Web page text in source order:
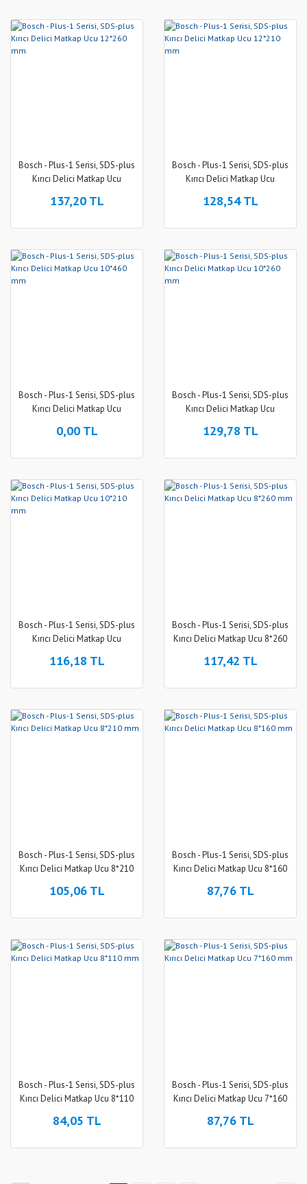
Bosch - Plus-1 Serisi, SDS-plus
Kırıcı Delici Matkap Ucu
137,20 TL
Bosch - Plus-1 Serisi, SDS-plus
Kırıcı Delici Matkap Ucu
128,54 TL
Bosch - Plus-1 Serisi, SDS-plus
Kırıcı Delici Matkap Ucu
0,00 TL
Bosch - Plus-1 Serisi, SDS-plus
Kırıcı Delici Matkap Ucu
129,78 TL
Bosch - Plus-1 Serisi, SDS-plus
Kırıcı Delici Matkap Ucu
116,18 TL
Bosch - Plus-1 Serisi, SDS-plus
Kırıcı Delici Matkap Ucu 8*260
117,42 TL
Bosch - Plus-1 Serisi, SDS-plus
Kırıcı Delici Matkap Ucu 8*210
105,06 TL
Bosch - Plus-1 Serisi, SDS-plus
Kırıcı Delici Matkap Ucu 8*160
87,76 TL
Bosch - Plus-1 Serisi, SDS-plus
Kırıcı Delici Matkap Ucu 8*110
84,05 TL
Bosch - Plus-1 Serisi, SDS-plus
Kırıcı Delici Matkap Ucu 7*160
87,76 TL